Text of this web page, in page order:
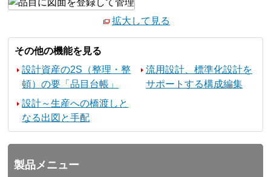
拡大して見る
その他の機能を見る
設計資産の2S（整理・整
頓）の要「品目台帳」
流用設計、標準化設計を
サポートする構成編集
設計～生産への橋渡しと
なる出図と手配
製品メニュー